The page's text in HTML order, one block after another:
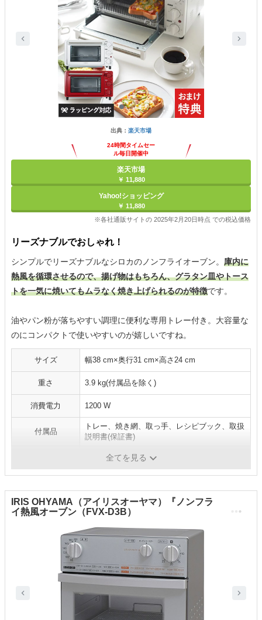
出典： 楽天市場
24時間タイムセー
ル毎日開催中
楽天市場
￥ 11,880
Yahoo!ショッピング
￥ 11,880
※各社通販サイトの 2025年2月20日時点 での税込価格
リーズナブルでおしゃれ！
シンプルでリーズナブルなシロカのノンフライオーブン。 庫内に
熱風を循環させるので、揚げ物はもちろん、グラタン皿やトース
トを一気に焼いてもムラなく焼き上げられるのが特徴です。
油やパン粉が落ちやすい調理に便利な専用トレー付き。大容量な
のにコンパクトで使いやすいのが嬉しいですね。
サイズ 幅38 cm×奥行31 cm×高さ24 cm
重さ 3.9 kg(付属品を除く)
消費電力 1200 W
付属品
トレー、焼き網、取っ手、レシピブック、取扱
説明書(保証書)
全てを見る
IRIS OHYAMA（アイリスオーヤマ）『ノンフラ
イ熱風オーブン（FVX-D3B）